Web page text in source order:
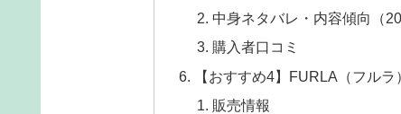
中身ネタバレ・内容傾向（
購入者口コミ
【おすすめ4】FURLA（フル
販売情報